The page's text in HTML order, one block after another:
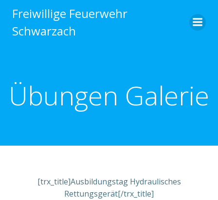
Inhalt
Freiwillige Feuerwehr
Schwarzach
Übungen Galerie
[trx_title]Ausbildungstag Hydraulisches
Rettungsgerät[/trx_title]